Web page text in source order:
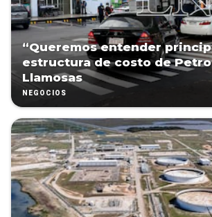
“Queremos entender
estructura de costo de
Llamosas
NEGOCIOS